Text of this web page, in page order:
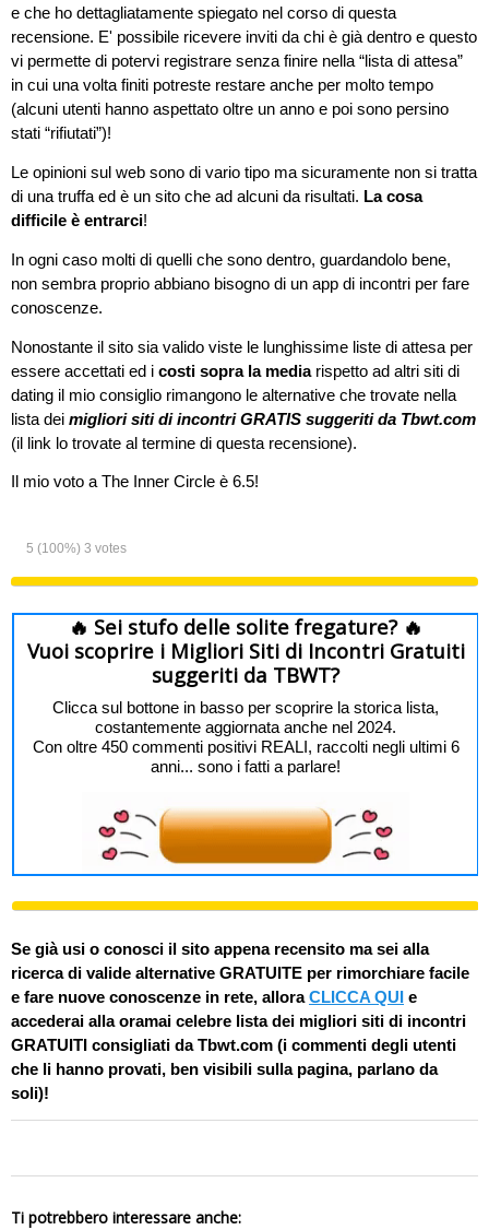
e che ho dettagliatamente spiegato nel corso di questa
recensione. E' possibile ricevere inviti da chi è già dentro e questo
vi permette di potervi registrare senza finire nella “lista di attesa”
in cui una volta finiti potreste restare anche per molto tempo
(alcuni utenti hanno aspettato oltre un anno e poi sono persino
stati “rifiutati”)!
Le opinioni sul web sono di vario tipo ma sicuramente non si tratta
di una truffa ed è un sito che ad alcuni da risultati. La cosa
difficile è entrarci!
In ogni caso molti di quelli che sono dentro, guardandolo bene,
non sembra proprio abbiano bisogno di un app di incontri per fare
conoscenze.
Nonostante il sito sia valido viste le lunghissime liste di attesa per
essere accettati ed i costi sopra la mediarispetto ad altri siti di
dating il mio consiglio rimangono le alternative che trovate nella
lista dei migliori siti di incontri GRATIS suggeriti da Tbwt.com
(il link lo trovate al termine di questa recensione).
Il mio voto a The Inner Circle è 6.5!
5 (100%) 3 votes
🔥 Sei stufo delle solite fregature? 🔥
Vuoi scoprire i Migliori Siti di Incontri Gratuiti
suggeriti da TBWT?
Clicca sul bottone in basso per scoprire la storica lista,
costantemente aggiornata anche nel 2024.
Con oltre 450 commenti positivi REALI, raccolti negli ultimi 6
anni... sono i fatti a parlare!
Se già usi o conosci il sito appena recensito ma sei alla
ricerca di valide alternative GRATUITE per rimorchiare facile
e fare nuove conoscenze in rete, alloraCLICCA QUI e
accederai alla oramai celebre lista dei migliori siti di incontri
GRATUITI consigliati da Tbwt.com (i commenti degli utenti
che li hanno provati, ben visibili sulla pagina, parlano da
soli)!
Ti potrebbero interessare anche: